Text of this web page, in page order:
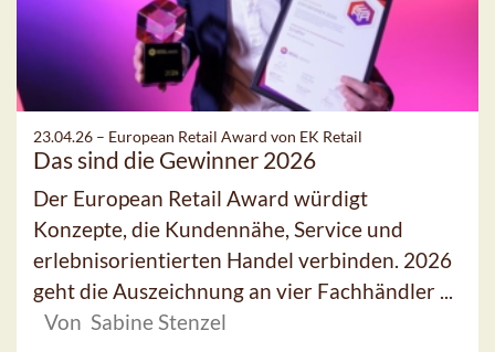
23.04.26 – European Retail Award von EK Retail
Das sind die Gewinner 2026
Der European Retail Award würdigt
Konzepte, die Kundennähe, Service und
erlebnisorientierten Handel verbinden. 2026
geht die Auszeichnung an vier Fachhändler ...
Von Sabine Stenzel